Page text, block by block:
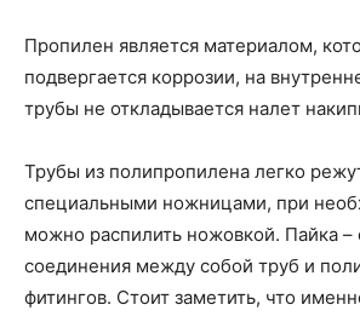
Пропилен является материалом,
подвергается коррозии, на
трубы не откладывается налет
Трубы из полипропилена легко
специальными ножницами, при
можно распилить ножовкой. Пайка –
соединения между собой труб и
фитингов. Стоит заметить, что